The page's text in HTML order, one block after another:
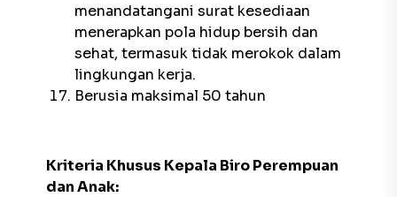
menandatangani surat kesediaan
menerapkan pola hidup bersih dan
sehat, termasuk tidak merokok dalam
lingkungan kerja.
Berusia maksimal 50 tahun
Kriteria Khusus Kepala Biro Perempuan
dan Anak: